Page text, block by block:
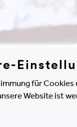
für
Website ist